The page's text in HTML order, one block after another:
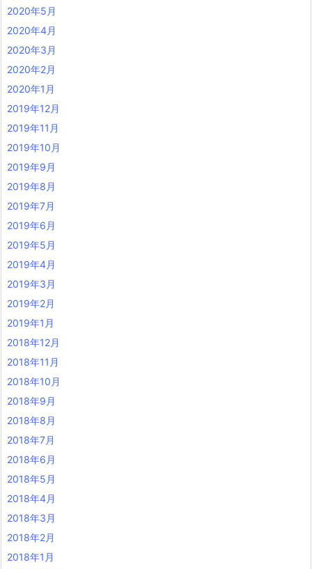
2020年5月
2020年4月
2020年3月
2020年2月
2020年1月
2019年12月
2019年11月
2019年10月
2019年9月
2019年8月
2019年7月
2019年6月
2019年5月
2019年4月
2019年3月
2019年2月
2019年1月
2018年12月
2018年11月
2018年10月
2018年9月
2018年8月
2018年7月
2018年6月
2018年5月
2018年4月
2018年3月
2018年2月
2018年1月